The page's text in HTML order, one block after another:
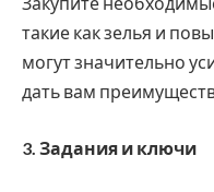
такие как зелья и
могут значительно
дать вам
3. Задания и ключи